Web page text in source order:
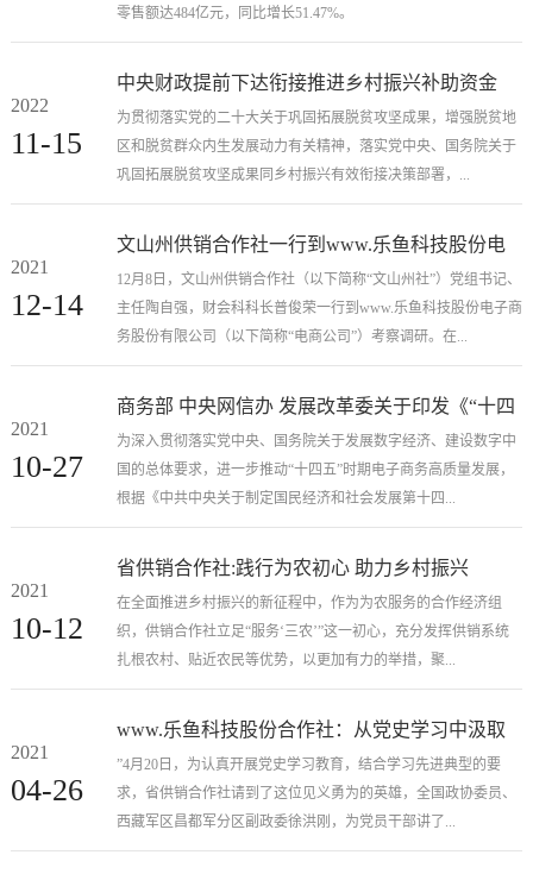
零售额达484亿元，同比增长51.47%。
2022
11-15
中央财政提前下达衔接推进乡村振兴补助资金
1485亿元
为贯彻落实党的二十大关于巩固拓展脱贫攻坚成果，增强脱贫地
区和脱贫群众内生发展动力有关精神，落实党中央、国务院关于
巩固拓展脱贫攻坚成果同乡村振兴有效衔接决策部署，...
2021
12-14
文山州供销合作社一行到www.乐鱼科技股份电
商公司考察调研
12月8日，文山州供销合作社（以下简称“文山州社”）党组书记、
主任陶自强，财会科科长普俊荣一行到www.乐鱼科技股份电子商
务股份有限公司（以下简称“电商公司”）考察调研。在...
2021
10-27
商务部 中央网信办 发展改革委关于印发《“十四
五”电子商务发展规划》的通知
为深入贯彻落实党中央、国务院关于发展数字经济、建设数字中
国的总体要求，进一步推动“十四五”时期电子商务高质量发展，
根据《中共中央关于制定国民经济和社会发展第十四...
2021
10-12
省供销合作社:践行为农初心 助力乡村振兴
在全面推进乡村振兴的新征程中，作为为农服务的合作经济组
织，供销合作社立足“服务‘三农’”这一初心，充分发挥供销系统
扎根农村、贴近农民等优势，以更加有力的举措，聚...
2021
04-26
www.乐鱼科技股份合作社：从党史学习中汲取
奋进力量
”4月20日，为认真开展党史学习教育，结合学习先进典型的要
求，省供销合作社请到了这位见义勇为的英雄，全国政协委员、
西藏军区昌都军分区副政委徐洪刚，为党员干部讲了...